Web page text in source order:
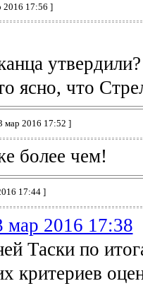
2016 17:56 ]
ясно, что
мар 2016 17:52 ]
более чем!
17:44 ]
2016 17:38
Таски по
критериев